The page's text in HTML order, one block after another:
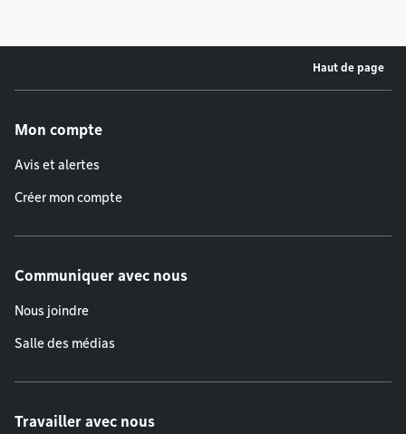
Haut de page
Mon compte
Avis et alertes
Créer mon compte
Communiquer avec nous
Nous joindre
Salle des médias
Travailler avec nous